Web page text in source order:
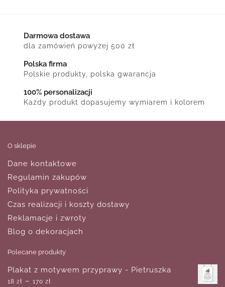
Darmowa dostawa
dla zamówień powyżej 500 zł
Polska firma
Polskie produkty, polska gwarancja
100% personalizacji
Każdy produkt dopasujemy wymiarem i kolorem
O sklepie
Dane kontaktowe
Regulamin zakupów
Polityka prywatności
Czas realizacji i koszty dostawy
Reklamacje i zwroty
Blog o dekoracjach
Polecane produkty
Plakat z motywem przyprawy - Pietruszka
18 zł – 170 zł